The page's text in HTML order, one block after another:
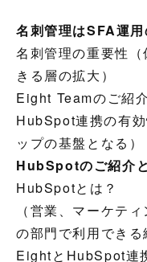
名刺管理はSFA運
名刺管理の重要性
きる層の拡大）
Eight Teamのご紹
HubSpot連携の有
ップの基盤となる）
HubSpotのご紹介
HubSpotとは？
（営業、マーケテ
の部門で利用できる
EightとHubSpot連